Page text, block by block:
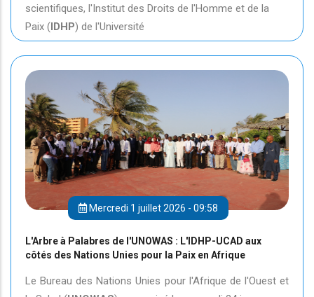
scientifiques, l'Institut des Droits de l'Homme et de la
Paix (IDHP) de l'Université
Mercredi 1 juillet 2026 - 09:58
L'Arbre à Palabres de l'UNOWAS : L'IDHP-UCAD aux
côtés des Nations Unies pour la Paix en Afrique
Le Bureau des Nations Unies pour l'Afrique de l'Ouest et